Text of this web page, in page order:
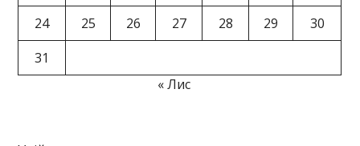
24
25 26 27 28 29
30
31
« Лис